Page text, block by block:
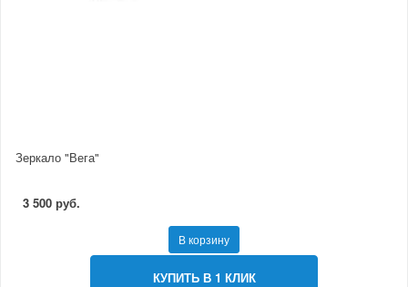
Зеркало "Вега"
3 500 руб.
В корзину
КУПИТЬ В 1 КЛИК